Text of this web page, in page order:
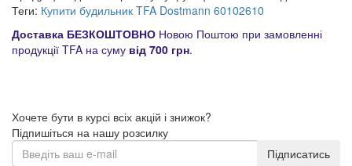
Теги: Купити будильник TFA Dostmann 60102610
Доставка БЕЗКОШТОВНО Новою Поштою при замовленні
продукції TFA на суму від 700 грн.
Хочете бути в курсі всіх акцій і знижок?
Підпишіться на нашу розсилку
Підписатись